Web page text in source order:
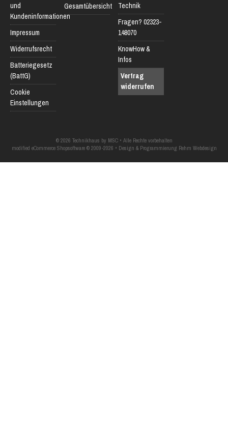
und
Kundeninformationen
Impressum
Widerrufsrecht
Batteriegesetz
(BattG)
Cookie
Einstellungen
Gesamtübersicht
Technik
Fragen? 02323-
148070
KnowHow &
Infos
Vertrag
widerrufen
© 2026 Technikhaus by MSC • Alle Rechte vorbehalten
modified eCommerce Shopsoftware © 2009-2026 • Design & Programmierung Rehm Webdesign